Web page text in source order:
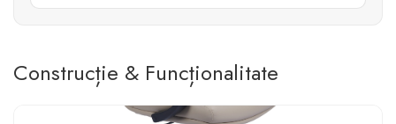
Construcție & Funcționalitate